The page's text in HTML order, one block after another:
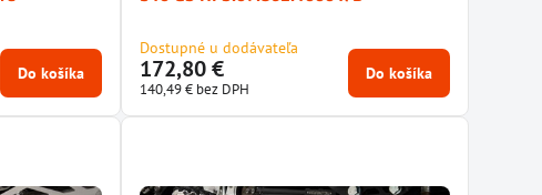
Do košíka
Dostupné u dodávateľa
172,80 €
140,49 € bez DPH
Do košíka